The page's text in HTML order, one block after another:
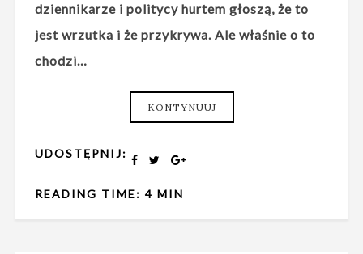
dziennikarze i politycy hurtem głoszą, że to
jest wrzutka i że przykrywa. Ale właśnie o to
chodzi…
KONTYNUUJ
UDOSTĘPNIJ:
READING TIME: 4 MIN